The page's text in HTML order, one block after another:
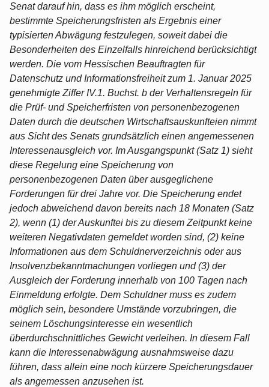
Senat darauf hin, dass es ihm möglich erscheint,
bestimmte Speicherungsfristen als Ergebnis einer
typisierten Abwägung festzulegen, soweit dabei die
Besonderheiten des Einzelfalls hinreichend berücksichtigt
werden. Die vom Hessischen Beauftragten für
Datenschutz und Informationsfreiheit zum 1. Januar 2025
genehmigte Ziffer IV.1. Buchst. b der Verhaltensregeln für
die Prüf- und Speicherfristen von personenbezogenen
Daten durch die deutschen Wirtschaftsauskunfteien nimmt
aus Sicht des Senats grundsätzlich einen angemessenen
Interessenausgleich vor. Im Ausgangspunkt (Satz 1) sieht
diese Regelung eine Speicherung von
personenbezogenen Daten über ausgeglichene
Forderungen für drei Jahre vor. Die Speicherung endet
jedoch abweichend davon bereits nach 18 Monaten (Satz
2), wenn (1) der Auskunftei bis zu diesem Zeitpunkt keine
weiteren Negativdaten gemeldet worden sind, (2) keine
Informationen aus dem Schuldnerverzeichnis oder aus
Insolvenzbekanntmachungen vorliegen und (3) der
Ausgleich der Forderung innerhalb von 100 Tagen nach
Einmeldung erfolgte. Dem Schuldner muss es zudem
möglich sein, besondere Umstände vorzubringen, die
seinem Löschungsinteresse ein wesentlich
überdurchschnittliches Gewicht verleihen. In diesem Fall
kann die Interessenabwägung ausnahmsweise dazu
führen, dass allein eine noch kürzere Speicherungsdauer
als angemessen anzusehen ist.